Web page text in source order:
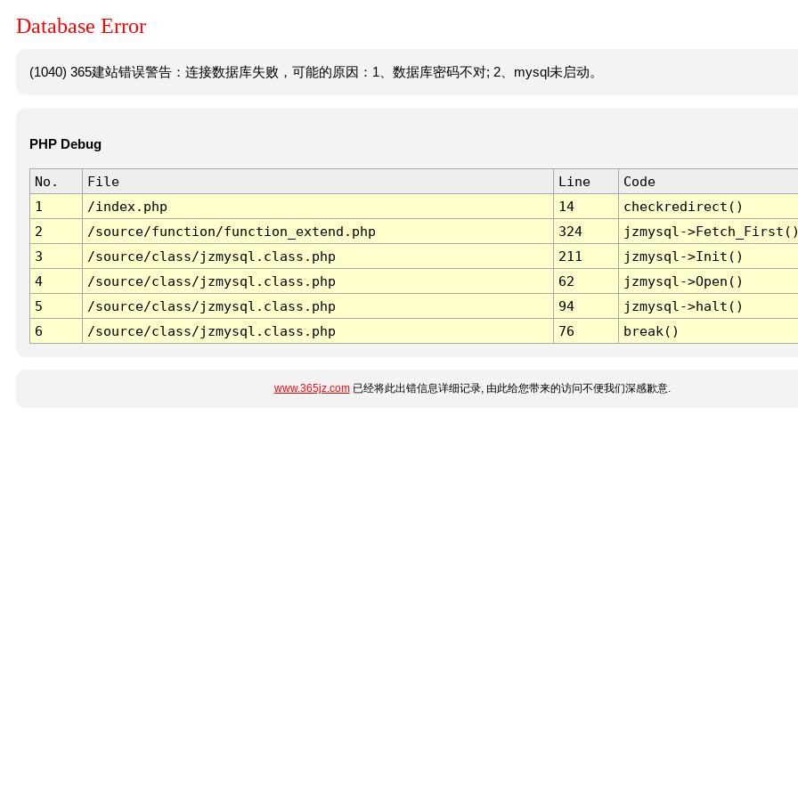
Database Error
(1040) 365建站错误警告：连接数据库失败，可能的原因：1、数据库密码不对; 2、mysql未启动。
PHP Debug
No. File Line
Code
1
/index.php 14
checkredirect()
2
/source/function/function_extend.php 324
jzmysql-
3
/source/class/jzmysql.class.php 211
jzmysql->Init()
4
/source/class/jzmysql.class.php 62
jzmysql->Open()
5
/source/class/jzmysql.class.php 94
jzmysql->halt()
6
/source/class/jzmysql.class.php 76 break()
www.365jz.com已经将此出错信息详细记录, 由此给您带来的访问不便我们深感歉意.